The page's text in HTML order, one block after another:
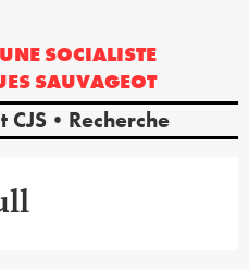
SOCIALISTE
SAUVAGEOT
CJS Recherche